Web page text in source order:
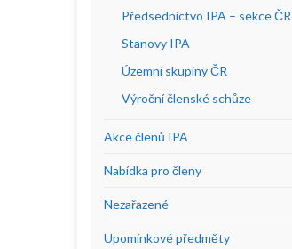
Předsednictvo IPA – sekce ČR
Stanovy IPA
Územní skupiny ČR
Výroční členské schůze
Akce členů IPA
Nabídka pro členy
Nezařazené
Upomínkové předměty